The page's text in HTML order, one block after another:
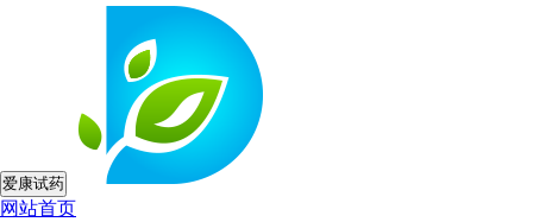
爱康试药
网站首页